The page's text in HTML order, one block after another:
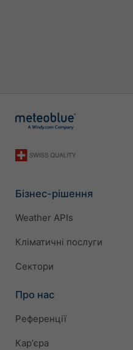
Бізнес-рішення
Weather APIs
Кліматичні послуги
Сектори
Про нас
Референції
Карʼєра